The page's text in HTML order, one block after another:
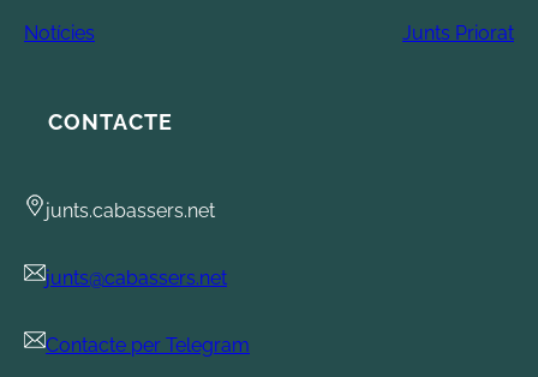
Notícies Junts Priorat
CONTACTE
junts.cabassers.net
junts@cabassers.net
Contacte per Telegram